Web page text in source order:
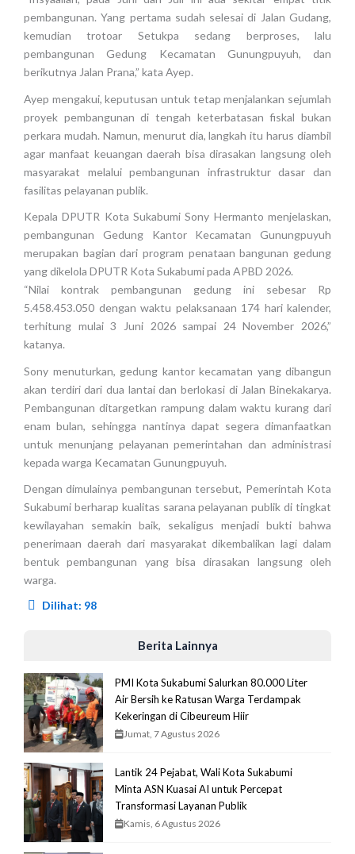
pembangunan. Yang pertama sudah selesai di Jalan Gudang,
kemudian trotoar Setukpa sedang berproses, lalu
pembangunan Gedung Kecamatan Gunungpuyuh, dan
berikutnya Jalan Prana,” kata Ayep.
Ayep mengakui, keputusan untuk tetap menjalankan sejumlah
proyek pembangunan di tengah keterbatasan fiskal bukan
perkara mudah. Namun, menurut dia, langkah itu harus diambil
agar manfaat keuangan daerah bisa dirasakan langsung oleh
masyarakat melalui pembangunan infrastruktur dasar dan
fasilitas pelayanan publik.
Kepala DPUTR Kota Sukabumi Sony Hermanto menjelaskan,
pembangunan Gedung Kantor Kecamatan Gunungpuyuh
merupakan bagian dari program penataan bangunan gedung
yang dikelola DPUTR Kota Sukabumi pada APBD 2026.
“Nilai kontrak pembangunan gedung ini sebesar Rp
5.458.453.050 dengan waktu pelaksanaan 174 hari kalender,
terhitung mulai 3 Juni 2026 sampai 24 November 2026,”
katanya.
Sony menuturkan, gedung kantor kecamatan yang dibangun
akan terdiri dari dua lantai dan berlokasi di Jalan Binekakarya.
Pembangunan ditargetkan rampung dalam waktu kurang dari
enam bulan, sehingga nantinya dapat segera dimanfaatkan
untuk menunjang pelayanan pemerintahan dan administrasi
kepada warga Kecamatan Gunungpuyuh.
Dengan dimulainya pembangunan tersebut, Pemerintah Kota
Sukabumi berharap kualitas sarana pelayanan publik di tingkat
kewilayahan semakin baik, sekaligus menjadi bukti bahwa
penerimaan daerah dari masyarakat dikembalikan lagi dalam
bentuk pembangunan yang bisa dirasakan langsung oleh
warga.
Dilihat: 98
Berita Lainnya
PMI Kota Sukabumi Salurkan 80.000 Liter
Air Bersih ke Ratusan Warga Terdampak
Kekeringan di Cibeureum Hiir
Jumat, 7 Agustus 2026
Lantik 24 Pejabat, Wali Kota Sukabumi
Minta ASN Kuasai AI untuk Percepat
Transformasi Layanan Publik
Kamis, 6 Agustus 2026